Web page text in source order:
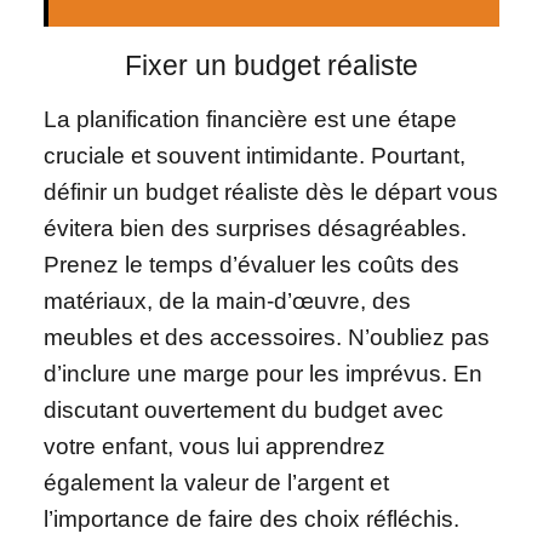
Fixer un budget réaliste
La planification financière est une étape
cruciale et souvent intimidante. Pourtant,
définir un budget réaliste dès le départ vous
évitera bien des surprises désagréables.
Prenez le temps d’évaluer les coûts des
matériaux, de la main-d’œuvre, des
meubles et des accessoires. N’oubliez pas
d’inclure une marge pour les imprévus. En
discutant ouvertement du budget avec
votre enfant, vous lui apprendrez
également la valeur de l’argent et
l’importance de faire des choix réfléchis.